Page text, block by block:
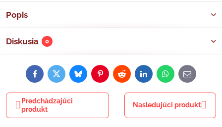
Popis
Diskusia 0
FacebookTwitterBlueskyPinterestRedditLinkedInWhatsApp
E-
mail
Predchádzajúci
produkt
Nasledujúci produkt